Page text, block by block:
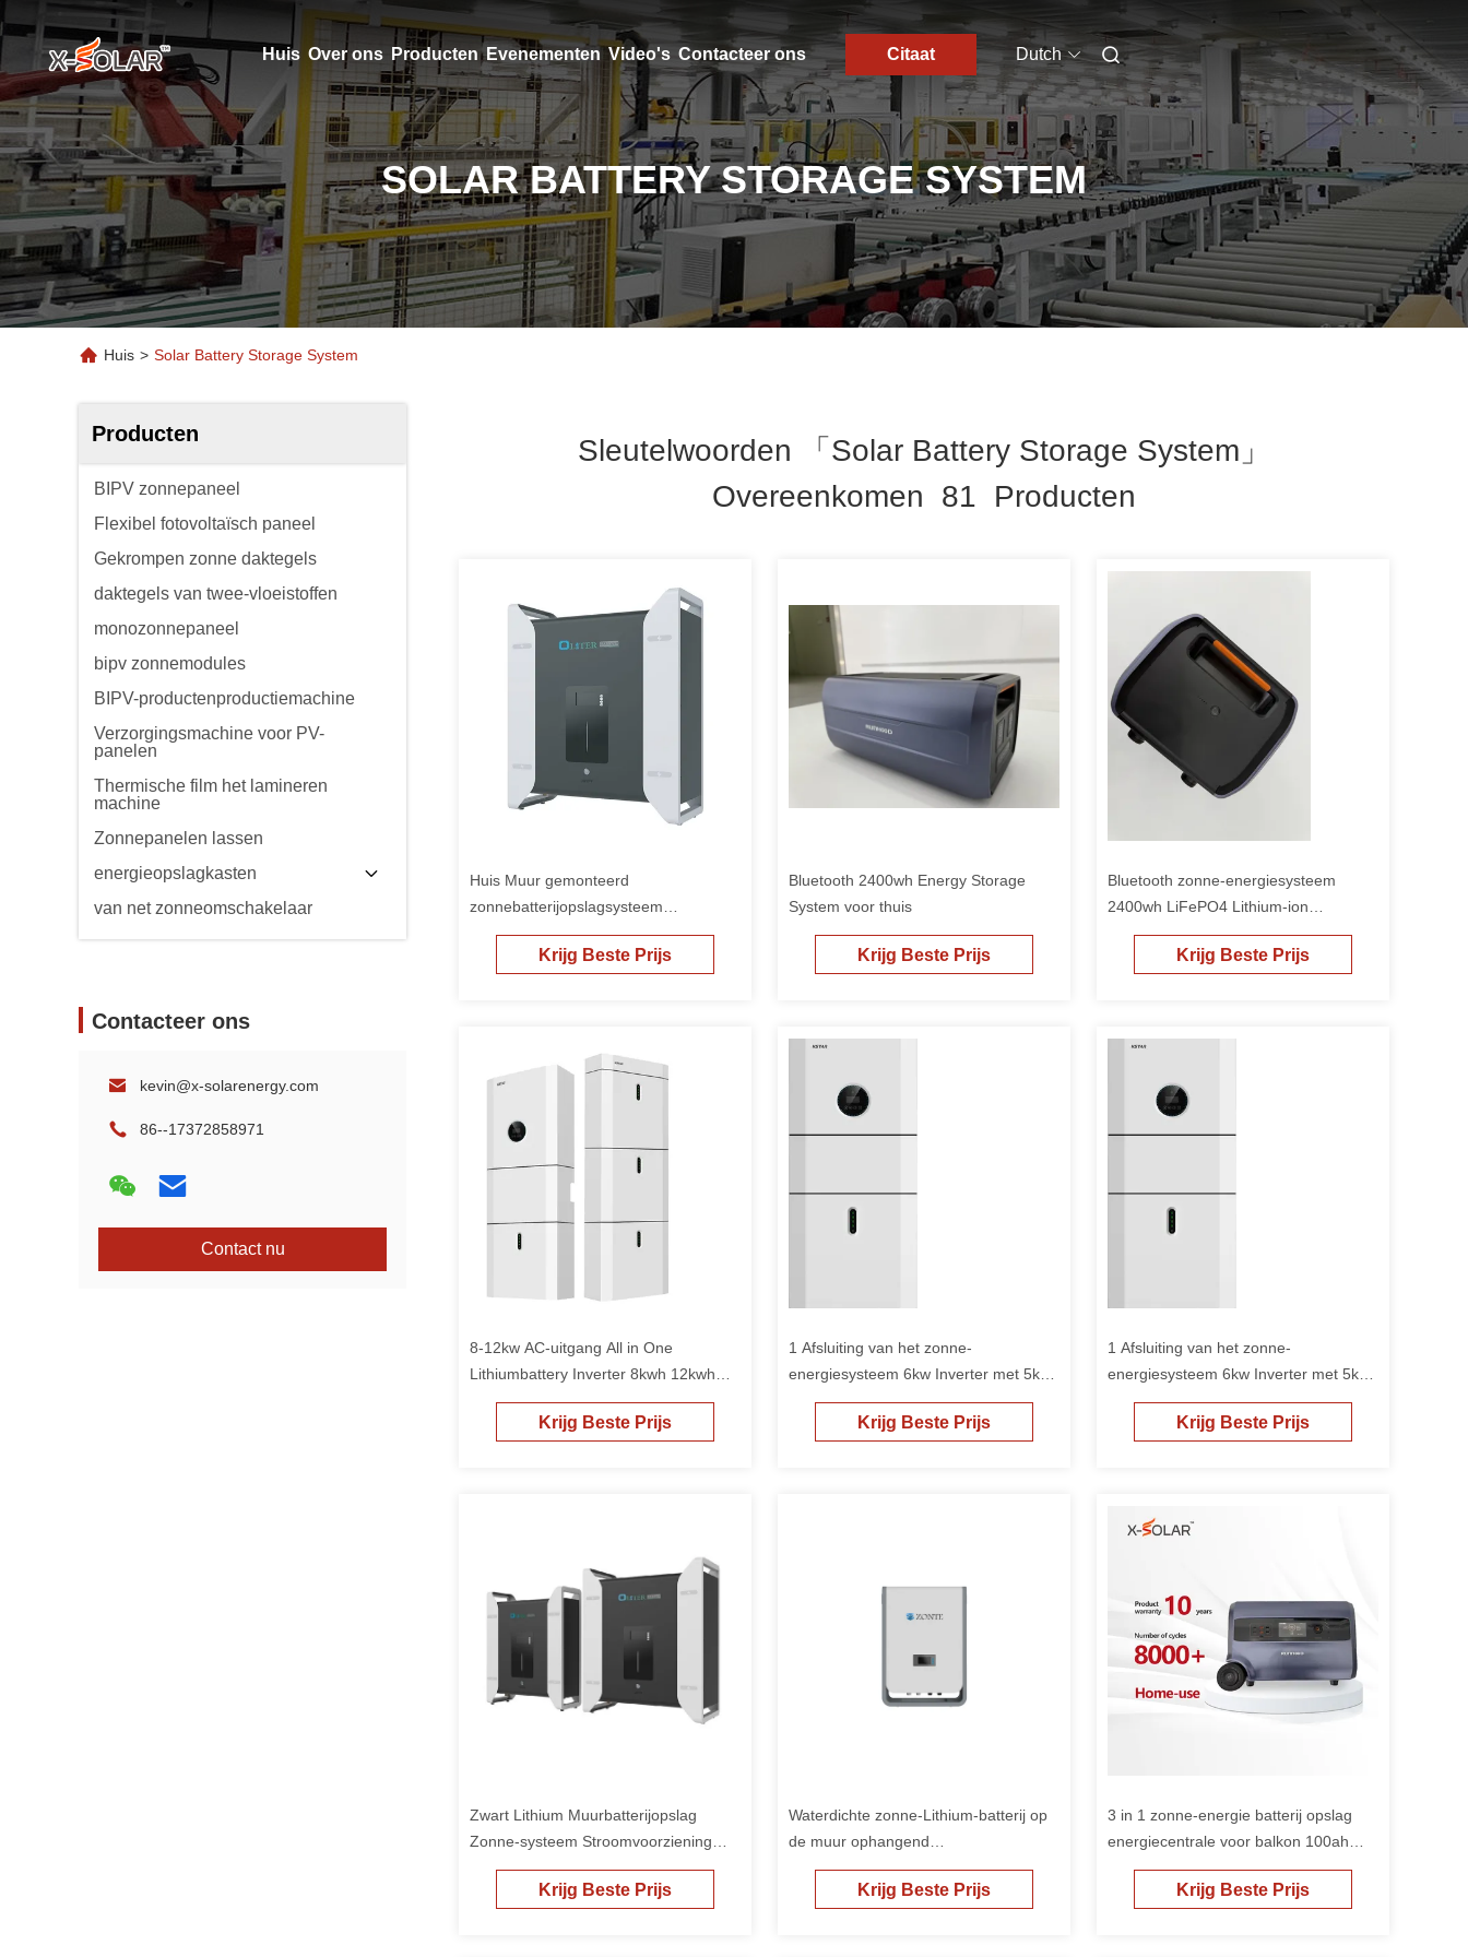
Huis Over ons Producten Evenementen Video's Contacteer ons Citaat Dutch
SOLAR BATTERY STORAGE SYSTEM
Huis > Solar Battery Storage System
Producten
BIPV zonnepaneel
Flexibel fotovoltaïsch paneel
Gekrompen zonne daktegels
daktegels van twee-vloeistoffen
monozonnepaneel
bipv zonnemodules
BIPV-productenproductiemachine
Verzorgingsmachine voor PV-
panelen
Thermische film het lamineren
machine
Zonnepanelen lassen
energieopslagkasten
van net zonneomschakelaar
Contacteer ons
kevin@x-solarenergy.com
86--17372858971
Contact nu
Sleutelwoorden 「solar Battery Storage System」
Overeenkomen 81 Producten
Huis Muur gemonteerd
zonnebatterijopslagsysteem
Lithiumbatterij energieopslagcontainer
Krijg Beste Prijs
Bluetooth 2400wh Energy Storage
System voor thuis
Krijg Beste Prijs
Bluetooth zonne-energiesysteem
2400wh LiFePO4 Lithium-ion
batterijpakket 8000 cycli
Krijg Beste Prijs
8-12kw AC-uitgang All in One
Lithiumbattery Inverter 8kwh 12kwh
Zonne-energieopslagcapaciteit
Krijg Beste Prijs
1 Afsluiting van het zonne-
energiesysteem 6kw Inverter met 5kwh
zonne-energieopslagkas
Krijg Beste Prijs
1 Afsluiting van het zonne-
energiesysteem 6kw Inverter met 5kwh
zonne-energieopslagkas
Krijg Beste Prijs
Zwart Lithium Muurbatterijopslag
Zonne-systeem Stroomvoorziening
Voor Draagbare Telecom
Krijg Beste Prijs
Waterdichte zonne-Lithium-batterij op
de muur ophangend
energieopslagcapacitor
Krijg Beste Prijs
3 in 1 zonne-energie batterij opslag
energiecentrale voor balkon 100ah
nominale capaciteit
Krijg Beste Prijs